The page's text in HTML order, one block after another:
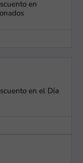
en
en el Día